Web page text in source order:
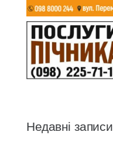
Недавні записи